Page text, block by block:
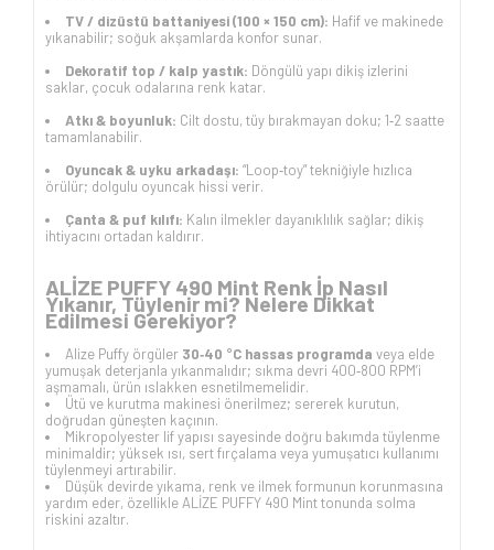
TV / dizüstü battaniyesi (100 × 150 cm): Hafif ve makinede
yıkanabilir; soğuk akşamlarda konfor sunar.
Dekoratif top / kalp yastık: Döngülü yapı dikiş izlerini
saklar, çocuk odalarına renk katar.
Atkı & boyunluk: Cilt dostu, tüy bırakmayan doku; 1‑2 saatte
tamamlanabilir.
Oyuncak & uyku arkadaşı: “Loop‑toy” tekniğiyle hızlıca
örülür; dolgulu oyuncak hissi verir.
Çanta & puf kılıfı: Kalın ilmekler dayanıklılık sağlar; dikiş
ihtiyacını ortadan kaldırır.
ALİZE PUFFY 490 Mint Renk İp Nasıl
Yıkanır, Tüylenir mi? Nelere Dikkat
Edilmesi Gerekiyor?
Alize Puffy örgüler 30‑40 °C hassas programda veya elde
yumuşak deterjanla yıkanmalıdır; sıkma devri 400‑800 RPM’i
aşmamalı, ürün ıslakken esnetilmemelidir.
Ütü ve kurutma makinesi önerilmez; sererek kurutun,
doğrudan güneşten kaçının.
Mikropolyester lif yapısı sayesinde doğru bakımda tüylenme
minimaldir; yüksek ısı, sert fırçalama veya yumuşatıcı kullanımı
tüylenmeyi artırabilir.
Düşük devirde yıkama, renk ve ilmek formunun korunmasına
yardım eder, özellikle ALİZE PUFFY 490 Mint tonunda solma
riskini azaltır.